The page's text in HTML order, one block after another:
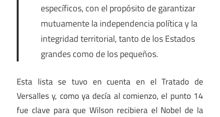
específicos, con el propósito de garantizar
mutuamente la independencia política y la
integridad territorial, tanto de los Estados
grandes como de los pequeños.
Esta lista se tuvo en cuenta en el Tratado de
Versalles y, como ya decía al comienzo, el punto 14
fue clave para que Wilson recibiera el Nobel de la